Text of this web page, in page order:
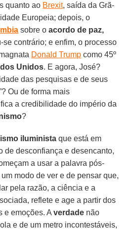
quanto ao Brexit, saída da Grã-
Europeia; depois, o
sobre oacordo de paz,
se contrário; e enfim, o processo
Donald Trump como 45º
Unidos. E agora, José?
das pesquisas e de seus
Ou de forma mais
a credibilidade do império da
?
iluminista que está em
de desconfiança e desencanto,
a usar a palavra pós-
modo de ver e de pensar que,
pela razão, a ciência e a
reflete e age a partir dos
e emoções. Averdade não
e de um metro incontestáveis,